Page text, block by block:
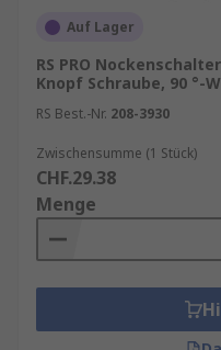
Auf Lager
RS PRO
Knopf Schraube, 90 °-
RS Best.-Nr. 208-3930
Zwischensumme (1 Stück)
CHF.29.38
Menge